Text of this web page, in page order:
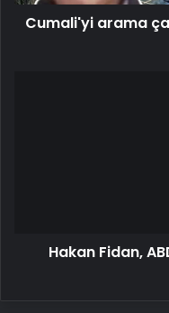
Cumali'yi arama
Hakan Fidan,